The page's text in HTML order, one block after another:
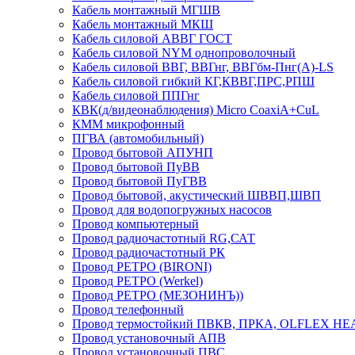
Кабель монтажный МГШВ
Кабель монтажный МКШ
Кабель силовой АВВГ ГОСТ
Кабель силовой NYM однопроволочный
Кабель силовой ВВГ, ВВГнг, ВВГбм-Пнг(А)-LS
Кабель силовой гибкий КГ,КВВГ,ПРС,РПШ
Кабель силовой ППГнг
КВК(д/видеонаблюдения) Micro CoaxiA+CuL
КММ микрофонный
ПГВА (автомобильный)
Провод бытовой АПУНП
Провод бытовой ПуВВ
Провод бытовой ПуГВВ
Провод бытовой, акустический ШВВП,ШВП
Провод для водопогружных насосов
Провод компьютерный
Провод радиочастотный RG,САТ
Провод радиочастотный РК
Провод РЕТРО (BIRONI)
Провод РЕТРО (Werkel)
Провод РЕТРО (МЕЗОНИНЪ))
Провод телефонный
Провод термостойкий ПВКВ, ПРКА, OLFLEX
Провод установочный АПВ